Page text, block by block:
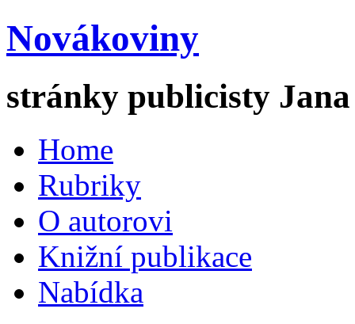
Novákoviny
stránky publicisty
Home
Rubriky
O autorovi
Knižní publikace
Nabídka